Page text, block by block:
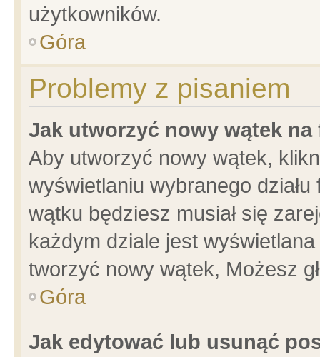
użytkowników.
Góra
Problemy z pisaniem
Jak utworzyć nowy wątek na
Aby utworzyć nowy wątek,
wyświetlaniu wybranego
wątku będziesz musiał się
każdym dziale jest
tworzyć nowy wątek, Możesz
Góra
Jak edytować lub usunąć